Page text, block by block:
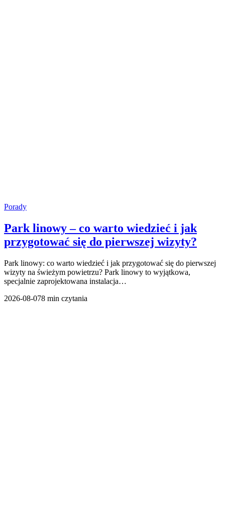
Porady
Park linowy – co warto wiedzieć i jak
przygotować się do pierwszej wizyty?
Park linowy: co warto wiedzieć i jak przygotować się do pierwszej
wizyty na świeżym powietrzu? Park linowy to wyjątkowa,
specjalnie zaprojektowana instalacja…
2026-08-078 min czytania